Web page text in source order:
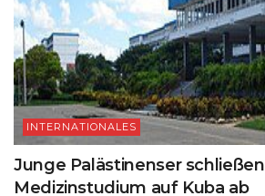
INTERNATIONALES
Junge Palästinenser schließen
Medizinstudium auf Kuba ab